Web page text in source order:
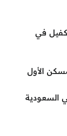
في
الأول
السعودية